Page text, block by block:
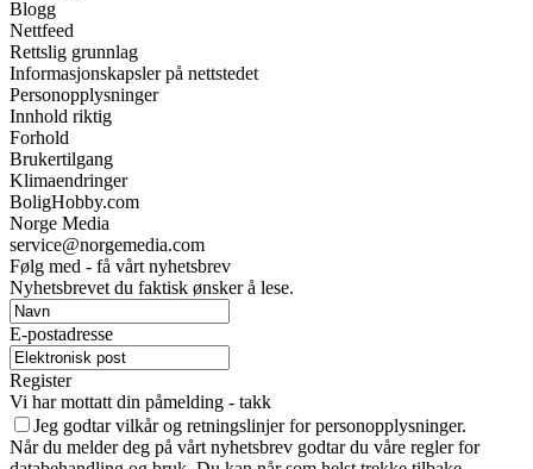
Blogg
Nettfeed
Rettslig grunnlag
Informasjonskapsler på nettstedet
Personopplysninger
Innhold riktig
Forhold
Brukertilgang
Klimaendringer
BoligHobby.com
Norge Media
service@norgemedia.com
Følg med - få vårt nyhetsbrev
Nyhetsbrevet du faktisk ønsker å lese.
E-postadresse
Register
Vi har mottatt din påmelding - takk
Jeg godtar vilkår og retningslinjer for personopplysninger.
Når du melder deg på vårt nyhetsbrev godtar du våre regler for